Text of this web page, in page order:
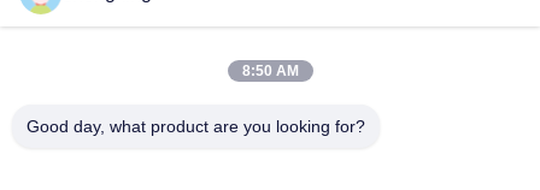
8:50 AM
Good day, what product are you looking for?